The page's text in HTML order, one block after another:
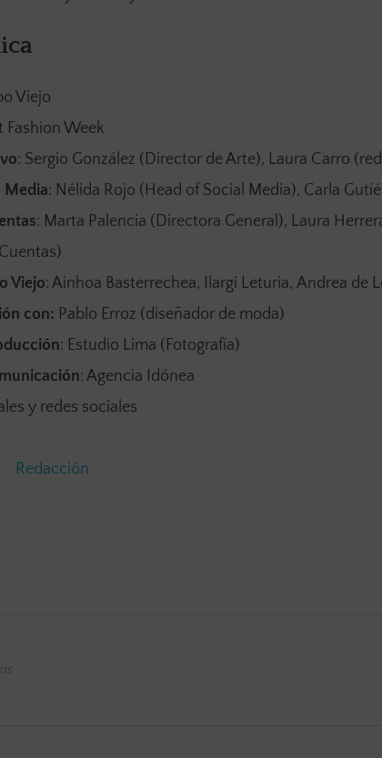
Viejo
Fashion Week
: Sergio González (Director de Arte), Laura Carro
Media: Nélida Rojo (Head of Social Media), Carla
: Marta Palencia (Directora General), Laura
Viejo: Ainhoa Basterrechea, Ilargi Leturia, Andrea de
con: Pablo Erroz (diseñador de moda)
: Estudio Lima (Fotografía)
: Agencia Idónea
y redes sociales
Redacción